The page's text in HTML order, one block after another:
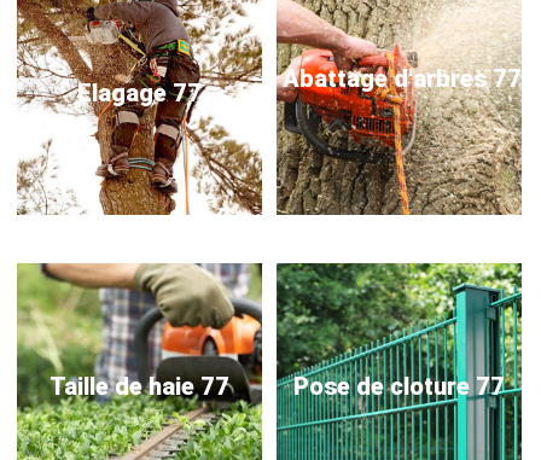
Elagage 77 Abattage d'arbres 77
Taille de haie 77 Pose de cloture 77